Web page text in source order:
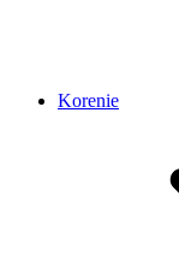
Korenie